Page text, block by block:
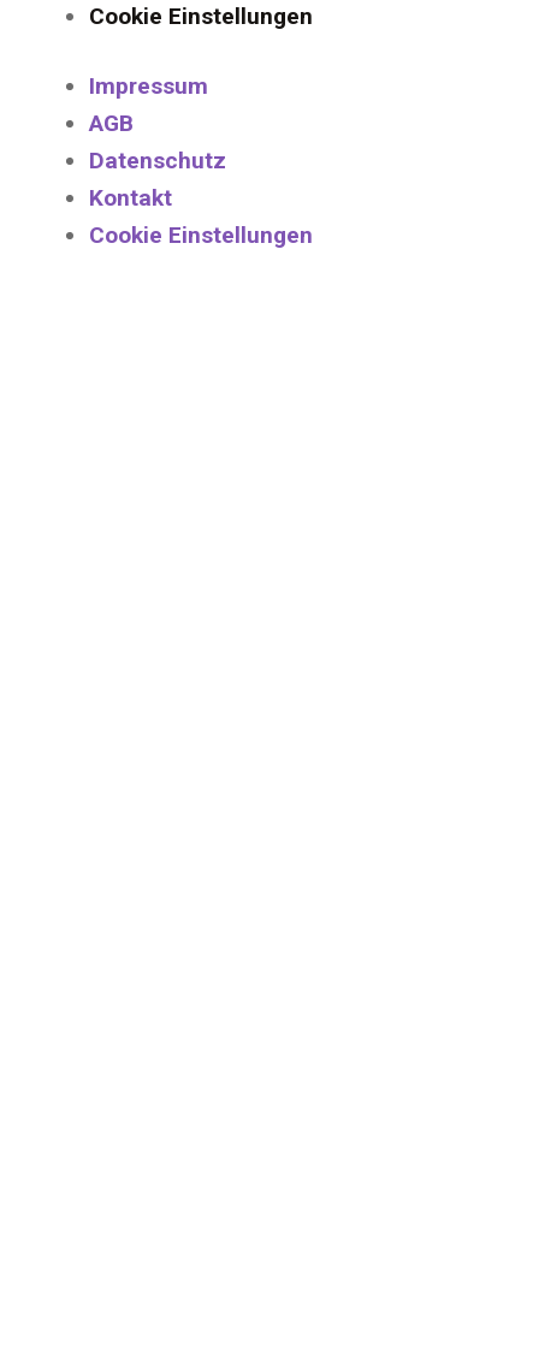
Cookie Einstellungen
Impressum
AGB
Datenschutz
Kontakt
Cookie Einstellungen